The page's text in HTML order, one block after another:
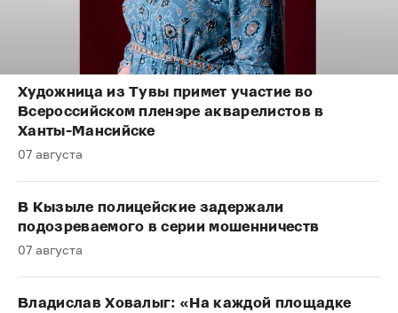
Художница из Тувы примет участие во
Всероссийском пленэре акварелистов в
Ханты-Мансийске
07 августа
В Кызыле полицейские задержали
подозреваемого в серии мошенничеств
07 августа
Владислав Ховалыг: «На каждой площадке